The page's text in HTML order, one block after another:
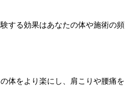
する効果はあなたの体や施術の頻
体をより楽にし、肩こりや腰痛を